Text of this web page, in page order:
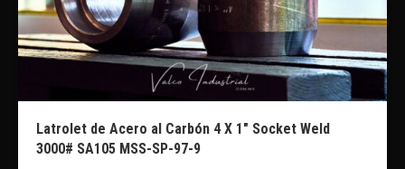
Latrolet de Acero al Carbón 4 X 1″ Socket Weld
3000# SA105 MSS-SP-97-9